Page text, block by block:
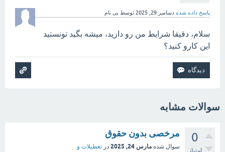
پاسخ داده شده دسامبر 29, 2025 توسط بی نام
سلام، دقیقا شرایط من رو دارید، میشه بگید تونستید
این کارو کنید؟
سوالات مشابه
0
امتیاز
مرخصی بدون حقوق
سوال شده مارس 24, 2025 در تعطیلات و